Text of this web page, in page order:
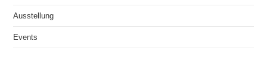
Ausstellung
Events